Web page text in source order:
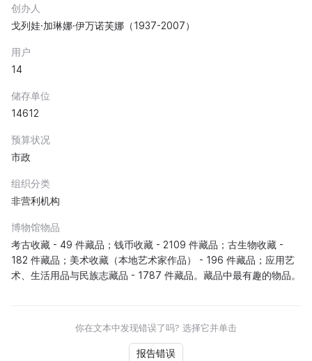
创办人
戈列娃·加琳娜·伊万诺芙娜（1937-2007）
用户
14
储存单位
14612
预算状况
市政
组织分类
非营利机构
博物馆物品
考古收藏 - 49 件藏品；钱币收藏 - 2109 件藏品；古生物收藏 -
182 件藏品；美术收藏（本地艺术家作品） - 196 件藏品；应用艺
术、生活用品与民族志藏品 - 1787 件藏品。藏品中最有趣的物品。
你在文本中发现错误了吗? 选择它并单击
报告错误